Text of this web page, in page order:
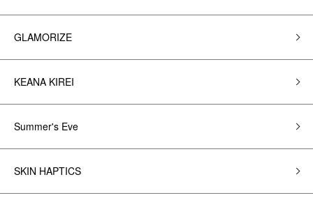
GLAMORIZE
KEANA KIREI
Summer's Eve
SKIN HAPTICS